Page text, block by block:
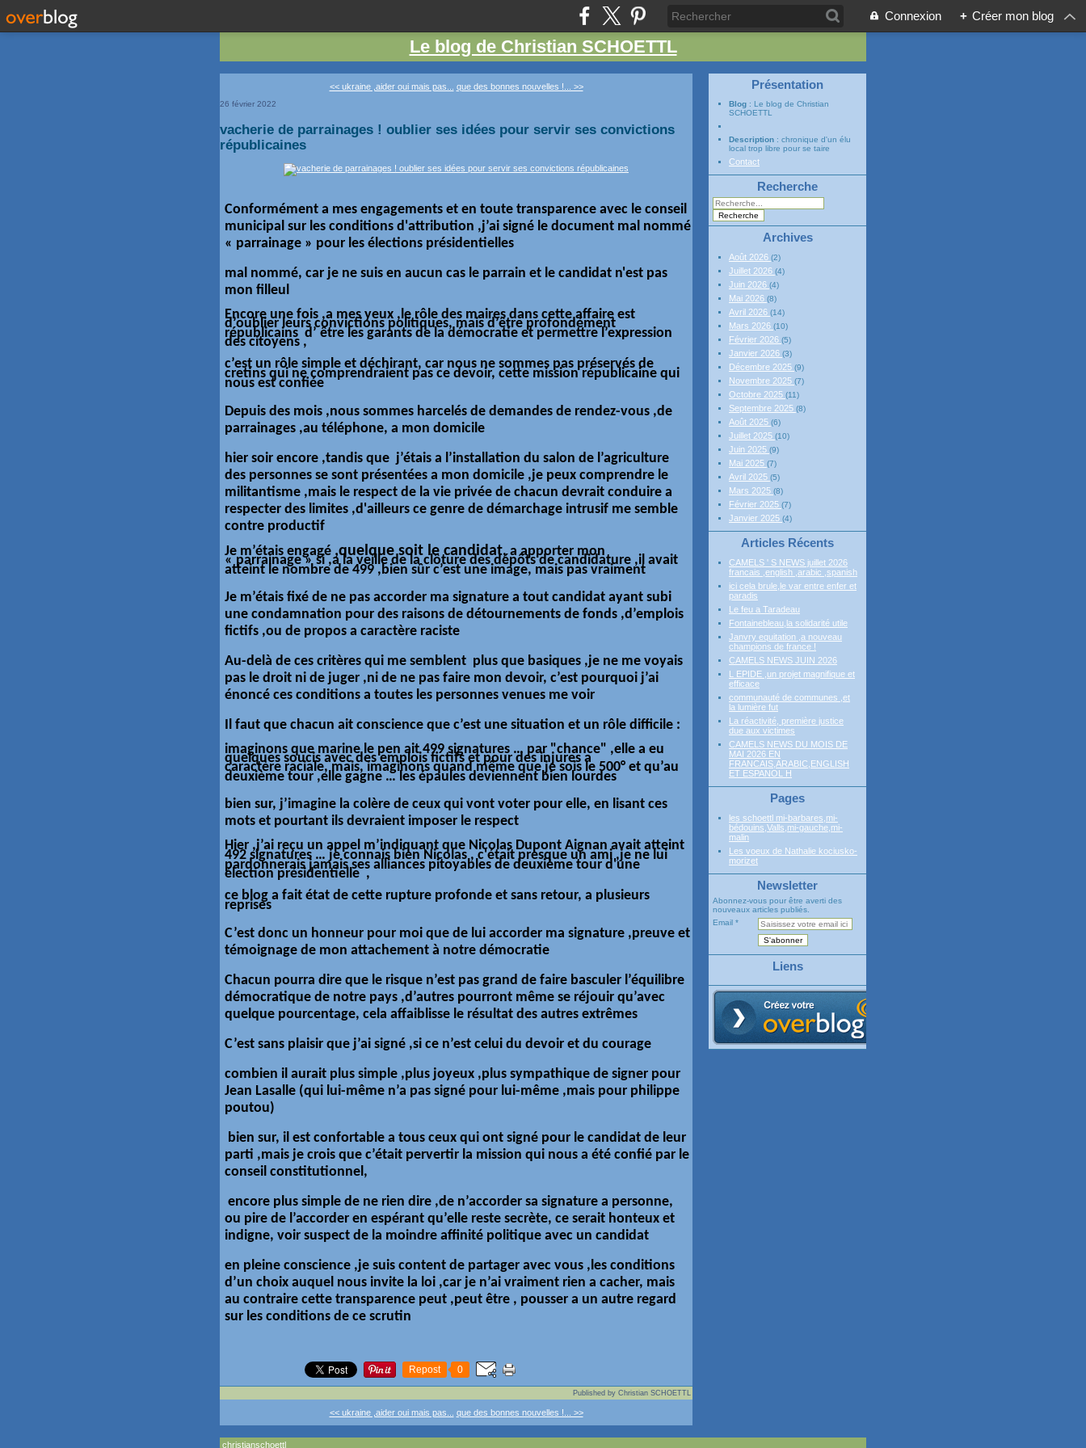
Connexion + Créer mon blog
Le blog de Christian SCHOETTL
<< ukraine ,aider oui mais pas... que des bonnes nouvelles !... >>
26 février 2022
vacherie de parrainages ! oublier ses idées pour servir ses convictions
républicaines
Conformément a mes engagements et en toute transparence avec le conseil
municipal sur les conditions d'attribution ,j’ai signé le document mal nommé
« parrainage » pour les élections présidentielles
mal nommé, car je ne suis en aucun cas le parrain et le candidat n'est pas
mon filleul
Encore une fois ,a mes yeux ,le rôle des maires dans cette affaire est
d’oublier leurs convictionspolitiques, maisd’être profondément
républicains d’ être les garants de la démocratie et permettre l’expression
des citoyens ,
c’est un rôle simple et déchirant, car nous ne sommes pas préservés de
cretins qui ne comprendraient pas ce devoir, cette missionrépublicaine qui
nous est confiée
Depuis des mois ,nous sommes harcelés de demandes de rendez-vous ,de
parrainages ,au téléphone, a mon domicile
hier soir encore ,tandis que j’étais a l’installation du salon de l’agriculture
des personnes se sont présentées a mon domicile ,je peux comprendre le
militantisme ,mais le respect de la vie privée de chacun devrait conduire a
respecter des limites ,d'ailleurs ce genre de démarchage intrusif me semble
contre productif
Je m’étais engagé ,quelque soit le candidat, a apporter mon
« parrainage » si ,a la veille de laclôturedes dépôts de candidature ,il avait
atteint le nombre de 499 ,bien sûr c’est une image, mais pas vraiment
Je m’étais fixé de ne pas accorder ma signature a tout candidat ayant subi
une condamnation pour des raisons de détournements de fonds ,d’emplois
fictifs ,ou de propos a caractère raciste
Au-delà de ces critères qui me semblent plus que basiques ,je ne me voyais
pas le droit ni de juger ,ni de ne pas faire mon devoir, c’est pourquoi j’ai
énoncé ces conditions a toutes les personnes venues me voir
Il faut que chacun ait conscience que c’est une situation et un rôle difficile :
imaginons que marine le pen ait 499 signatures … par "chance" ,elle a eu
quelques soucis avec des emplois fictifs et pour des injures a
caractère raciale, mais, imaginons quand même que je sois le 500° et qu’au
deuxième tour ,elle gagne … les épaules deviennent bien lourdes
bien sur, j’imagine la colère de ceux qui vont voter pour elle, en lisant ces
mots et pourtant ils devraient imposer le respect
Hier ,j’ai reçu un appel m’indiquant que Nicolas Dupont Aignanavait atteint
492 signatures … je connais bien Nicolas,c'était presque un ami ,je ne lui
pardonnerais jamais ses alliances pitoyables de deuxième tour d'une
élection présidentielle ,
ce blog a fait état de cette rupture profonde et sans retour, a plusieurs
reprises
C’est donc un honneur pour moi que de lui accorder ma signature ,preuve et
témoignage de mon attachement à notre démocratie
Chacun pourra dire que le risque n’est pas grand de faire basculer l’équilibre
démocratique de notre pays ,d’autres pourront même se réjouir qu’avec
quelque pourcentage, cela affaiblisse le résultat des autres extrêmes
C’est sans plaisir que j’ai signé ,si ce n’est celui du devoir et du courage
combien il aurait plus simple ,plus joyeux ,plus sympathique de signer pour
Jean Lasalle (qui lui-même n’a pas signé pour lui-même ,mais pour philippe
poutou)
bien sur, il est confortable a tous ceux qui ont signé pour le candidat de leur
parti ,mais je crois que c’était pervertir la mission qui nous a été confié par le
conseil constitutionnel,
encore plus simple de ne rien dire ,de n’accorder sa signature a personne,
ou pire de l’accorder en espérant qu’elle reste secrète, ce serait honteux et
indigne, voir suspect de la moindre affinité politique avec un candidat
en pleine conscience ,je suis content de partager avec vous ,les conditions
d’un choix auquel nous invite la loi ,car je n’ai vraiment rien a cacher, mais
au contraire cette transparence peut ,peut être , pousser a un autre regard
sur les conditions de ce scrutin
Repost 0
Published by Christian SCHOETTL
<< ukraine ,aider oui mais pas... que des bonnes nouvelles !... >>
Présentation
Blog : Le blog de Christian
SCHOETTL
Description : chronique d'un élu
local trop libre pour se taire
Contact
Recherche
Archives
Août 2026 (2)
Juillet 2026 (4)
Juin 2026 (4)
Mai 2026 (8)
Avril 2026 (14)
Mars 2026 (10)
Février 2026 (5)
Janvier 2026 (3)
Décembre 2025 (9)
Novembre 2025 (7)
Octobre 2025 (11)
Septembre 2025 (8)
Août 2025 (6)
Juillet 2025 (10)
Juin 2025 (9)
Mai 2025 (7)
Avril 2025 (5)
Mars 2025 (8)
Février 2025 (7)
Janvier 2025 (4)
Articles Récents
CAMELS ' S NEWS juillet 2026
francais ,english ,arabic ,spanish
ici cela brule,le var entre enfer et
paradis
Le feu a Taradeau
Fontainebleau,la solidarité utile
Janvry equitation ,a nouveau
champions de france !
CAMELS NEWS JUIN 2026
L EPIDE ,un projet magnifique et
efficace
communauté de communes ,et
la lumière fut
La réactivité, première justice
due aux victimes
CAMELS NEWS DU MOIS DE
MAI 2026 EN
FRANCAIS,ARABIC,ENGLISH
ET ESPANOL H
Pages
les schoettl mi-barbares,mi-
bédouins,Valls,mi-gauche,mi-
malin
Les voeux de Nathalie kociusko-
morizet
Newsletter
Abonnez-vous pour être averti des
nouveaux articles publiés.
Email
Liens
christianschoettl